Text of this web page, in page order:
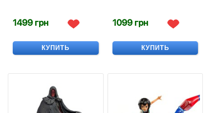
1499 грн
КУПИТЬ
1099 грн
КУПИТЬ